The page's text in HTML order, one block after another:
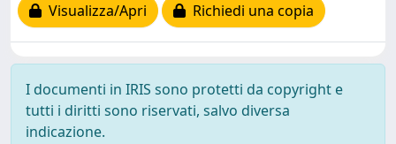
Visualizza/Apri
Richiedi una copia
I documenti in IRIS sono protetti da copyright e
tutti i diritti sono riservati, salvo diversa
indicazione.